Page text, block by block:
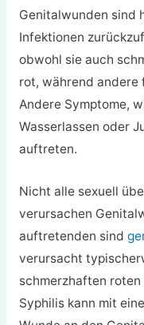
Genitalwunden sind
Infektionen
obwohl sie auch
rot, während andere
Andere Symptome,
Wasserlassen oder
auftreten.
Nicht alle sexuell
verursachen
auftretenden sind
verursacht
schmerzhaften roten
Syphilis kann mit